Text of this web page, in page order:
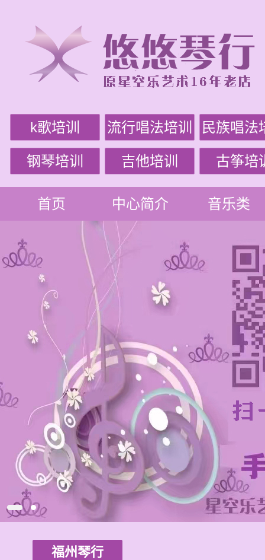
k歌培训 流行唱法培训 民族唱法
钢琴培训 吉他培训 古筝培
首页 中心简介 音乐类
福州琴行